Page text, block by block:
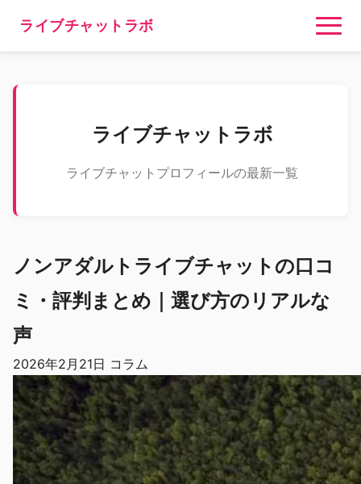
ライブチャットラボ
ライブチャットラボ
ライブチャットプロフィールの最新一覧
ノンアダルトライブチャットの口コ
ミ・評判まとめ｜選び方のリアルな
声
2026年2月21日 コラム